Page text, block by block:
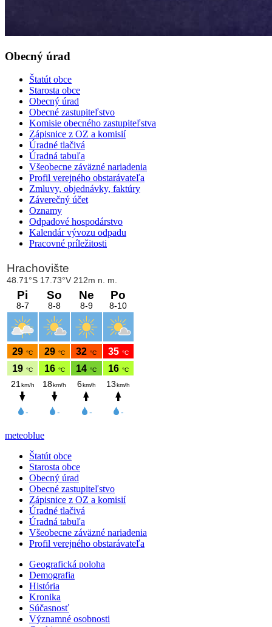
Obecný úrad
Štatút obce
Starosta obce
Obecný úrad
Obecné zastupiteľstvo
Komisie obecného zastupiteľstva
Zápisnice z OZ a komisií
Úradné tlačivá
Úradná tabuľa
Všeobecne záväzné nariadenia
Profil verejného obstarávateľa
Zmluvy, objednávky, faktúry
Záverečný účet
Oznamy
Odpadové hospodárstvo
Kalendár vývozu odpadu
Pracovné príležitosti
meteoblue
Štatút obce
Starosta obce
Obecný úrad
Obecné zastupiteľstvo
Zápisnice z OZ a komisií
Úradné tlačivá
Úradná tabuľa
Všeobecne záväzné nariadenia
Profil verejného obstarávateľa
Geografická poloha
Demografia
História
Kronika
Súčasnosť
Významné osobnosti